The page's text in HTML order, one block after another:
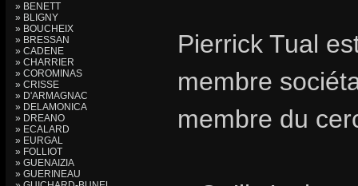
» BENETT
» BLIGNY
» BOUCHEIX
» BRESSAN
» CADENE
» CHARRIER
» COROMINAS
» CRISSE
» D'ARMAGNAC
» DELAMONICA
» DREANO
» ECALARD
» EURGAL
» FOLLIOT
» GUENAIZIA
» GUERINEAU
Pierrick Tual
membre
membre du